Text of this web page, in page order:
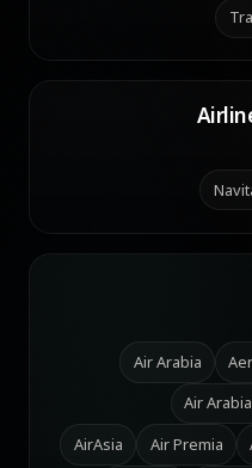
Air Arabia
Air
Air Premia
AirAsia